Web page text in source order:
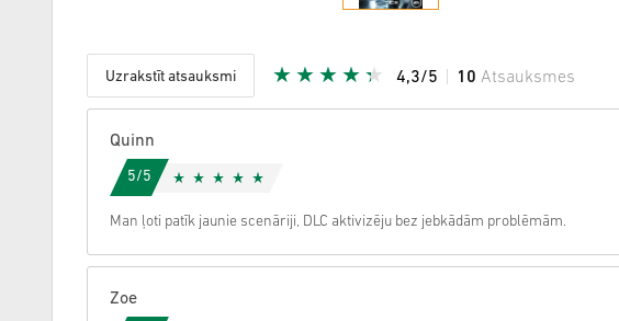
Uzrakstīt atsauksmi 4,3/5 10 Atsauksmes
Quinn
5/5
Man ļoti patīk jaunie scenāriji, DLC aktivizēju bez jebkādām problēmām.
Zoe